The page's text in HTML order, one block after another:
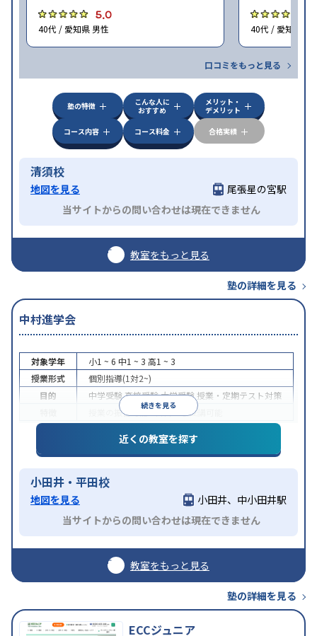
5.0
40代 / 愛知県 男性 40代 / 愛知県 男
口コミをもっと見る
塾の特徴
こんな人に
おすすめ
メリット・
デメリット
コース内容
コース料金 合格実績
清須校
地図を見る
尾張星の宮駅
当サイトからの問い合わせは現在できません
教室をもっと見る
塾の詳細を見る
中村進学会
続きを見る
対象学年 小1 ~ 6 中1 ~ 3 高1 ~ 3
授業形式
個別指導(1対2~)
目的
中学受験高校受験大学受験 授業・定期テスト対策
授業の振替可能1科目から受講可能
近くの教室を探す
小田井・平田校
地図を見る
小田井、中小田井駅
当サイトからの問い合わせは現在できません
教室をもっと見る
塾の詳細を見る
ECCジュニア